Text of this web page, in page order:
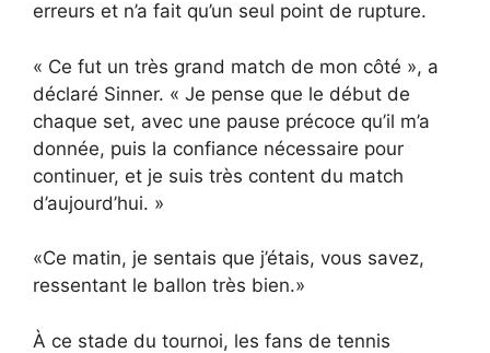
erreurs et n’a fait qu’un seul point de rupture.
« Ce fut un très grand match de mon côté », a
déclaré Sinner. « Je pense que le début de
chaque set, avec une pause précoce qu’il m’a
donnée, puis la confiance nécessaire pour
continuer, et je suis très content du match
d’aujourd’hui. »
«Ce matin, je sentais que j’étais, vous savez,
ressentant le ballon très bien.»
À ce stade du tournoi, les fans de tennis